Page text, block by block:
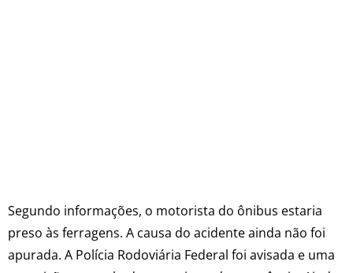
Segundo informações, o motorista do ônibus estaria
preso às ferragens. A causa do acidente ainda não foi
apurada. A Polícia Rodoviária Federal foi avisada e uma